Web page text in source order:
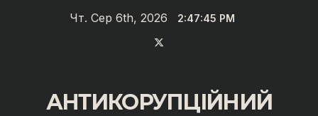
Чт. Сер 6th, 2026 2:47:46 PM
АНТИКОРУПЦІЙНИЙ